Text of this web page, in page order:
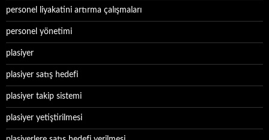
personel liyakatini artırma çalışmaları
personel yönetimi
plasiyer
plasiyer satış hedefi
plasiyer takip sistemi
plasiyer yetiştirilmesi